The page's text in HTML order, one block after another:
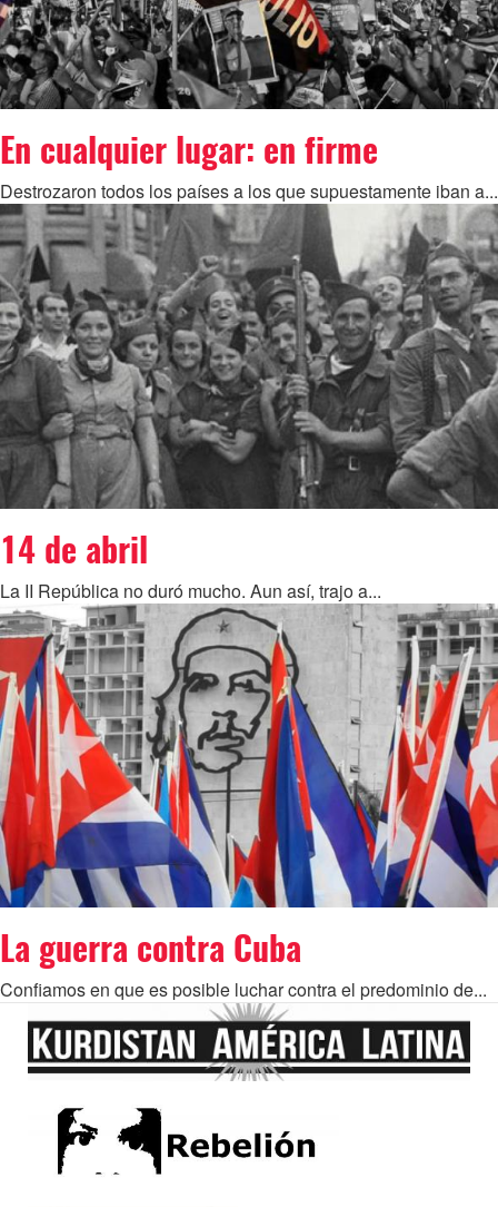
En cualquier lugar: en firme
Destrozaron todos los países a los que supuestamente iban a...
14 de abril
La II República no duró mucho. Aun así, trajo a...
La guerra contra Cuba
Confiamos en que es posible luchar contra el predominio de...